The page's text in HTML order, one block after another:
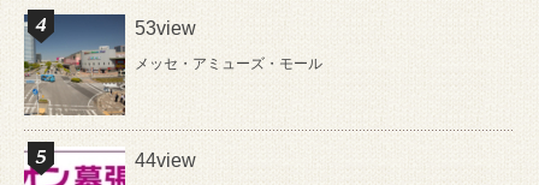
53view
メッセ・アミューズ・モール
44view